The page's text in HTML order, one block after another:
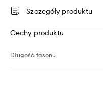
Szczegóły produktu
Cechy produktu
Długość fasonu